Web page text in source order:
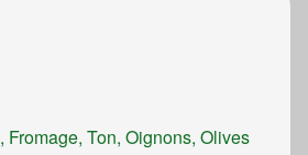
Fromage, Ton, Oignons, Olives